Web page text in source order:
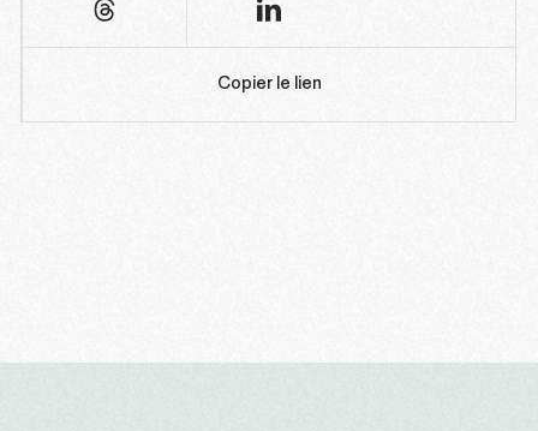
Copier le lien